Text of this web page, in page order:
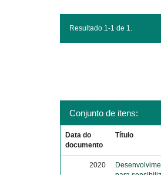
Resultado 1-1 de 1.
Conjunto de itens:
Data do
documento
Título
2020